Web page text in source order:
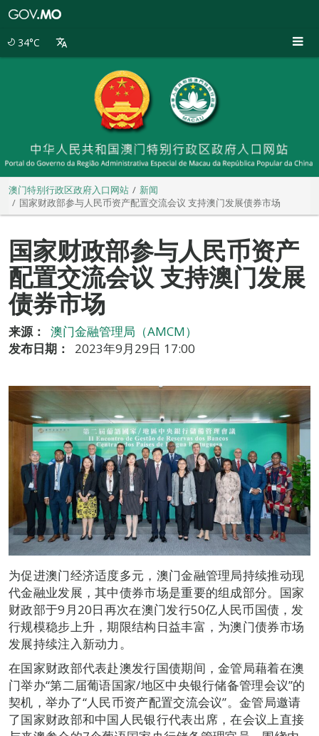
34°C
澳门特别行政区政府入口网站
新闻
国家财政部参与人民币资产配置交流会议 支持澳门发展债券市场
国家财政部参与人民币资产
配置交流会议 支持澳门发展
债券市场
来源：
澳门金融管理局（AMCM）
发布日期：
2023年9月29日 17:00
为促进澳门经济适度多元，澳门金融管理局持续推动现
代金融业发展，其中债券市场是重要的组成部分。国家
财政部于9月20日再次在澳门发行50亿人民币国债，发
行规模稳步上升，期限结构日益丰富，为澳门债券市场
发展持续注入新动力。
在国家财政部代表赴澳发行国债期间，金管局藉着在澳
门举办“第二届葡语国家/地区中央银行储备管理会议”的
契机，举办了“人民币资产配置交流会议”。金管局邀请
了国家财政部和中国人民银行代表出席，在会议上直接